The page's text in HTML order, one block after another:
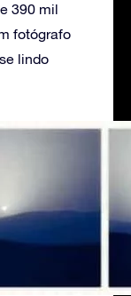
390 mil
fotógrafo
lindo